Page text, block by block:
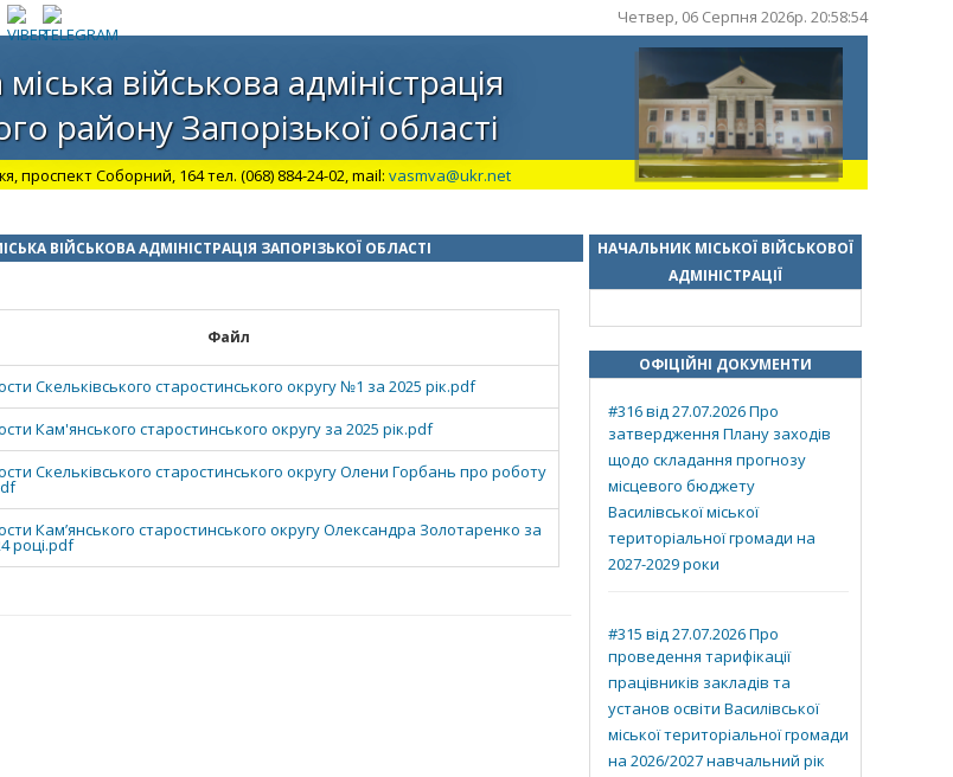
Четвер, 06 Серпня 2026р. 20:58:55
військова адміністрація
району Запорізької області
проспект Соборний, 164 тел. (068) 884-24-02, mail: vasmva@ukr.net
ВІЙСЬКОВА АДМІНІСТРАЦІЯ ЗАПОРІЗЬКОЇ ОБЛАСТІ
Файл
Скельківського старостинського округу №1 за 2025 рік.pdf
Кам'янського старостинського округу за 2025 рік.pdf
Скельківського старостинського округу Олени Горбань про роботу
Кам’янського старостинського округу Олександра Золотаренко за
році.pdf
НАЧАЛЬНИК МІСЬКОЇ ВІЙСЬКОВОЇ
АДМІНІСТРАЦІЇ
ОФІЦІЙНІ ДОКУМЕНТИ
#316 від 27.07.2026 Про
затвердження Плану заходів
щодо складання прогнозу
місцевого бюджету
Василівської міської
територіальної громади на
2027-2029 роки
#315 від 27.07.2026 Про
проведення тарифікації
працівників закладів та
установ освіти Василівської
міської територіальної громади
на 2026/2027 навчальний рік